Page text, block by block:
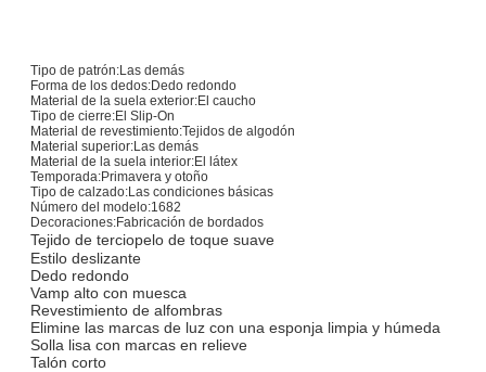
Tipo de patrón:Las demás
Forma de los dedos:Dedo redondo
Material de la suela exterior:El caucho
Tipo de cierre:El Slip-On
Material de revestimiento:Tejidos de algodón
Material superior:Las demás
Material de la suela interior:El látex
Temporada:Primavera y otoño
Tipo de calzado:Las condiciones básicas
Número del modelo:1682
Decoraciones:Fabricación de bordados
Tejido de terciopelo de toque suave
Estilo deslizante
Dedo redondo
Vamp alto con muesca
Revestimiento de alfombras
Elimine las marcas de luz con una esponja limpia y húmeda
Solla lisa con marcas en relieve
Talón corto